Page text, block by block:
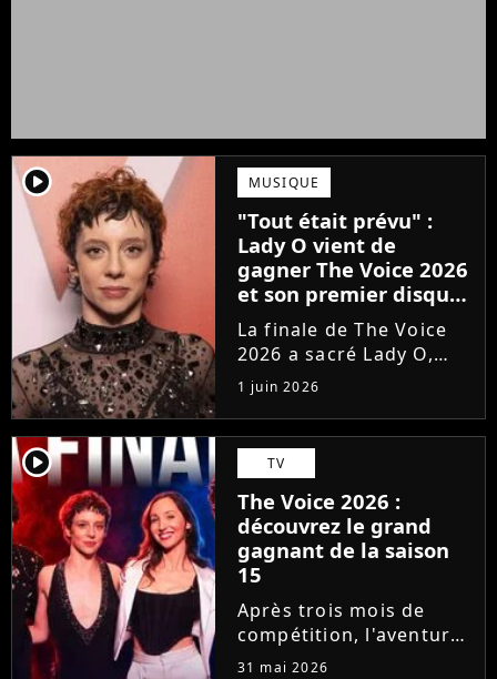
player2 MUSIQUE
"Tout était prévu" :
Lady O vient de
gagner The Voice 2026
et son premier disque
est déjà disponible
La finale de The Voice
2026 a sacré Lady O,
talent de Florent Pagny
qui s'est imposée dans
le coeur du public grâce
à son timbre envoûtant.
À seulement 18 ans, la
jeune artiste suisse...
1 juin 2026
player2 TV
The Voice 2026 :
découvrez le grand
gagnant de la saison
15
Après trois mois de
compétition, l'aventure
The Voice 2026 a pris
31 mai 2026